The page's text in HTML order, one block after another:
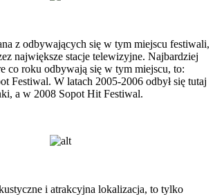
z odbywających się w tym miejscu festiwali,
największe stacje telewizyjne. Najbardziej
co roku odbywają się w tym miejscu, to:
Festiwal. W latach 2005-2006 odbył się tutaj
a w 2008 Sopot Hit Festiwal.
i atrakcyjna lokalizacja, to tylko